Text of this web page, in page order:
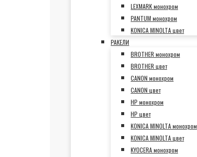
LEXMARK монохром
PANTUM монохром
KONICA MINOLTA цвет
РАКЕЛИ
BROTHER монохром
BROTHER цвет
CANON монохром
CANON цвет
HP монохром
HP цвет
KONICA MINOLTA монохром
KONICA MINOLTA цвет
KYOCERA монохром